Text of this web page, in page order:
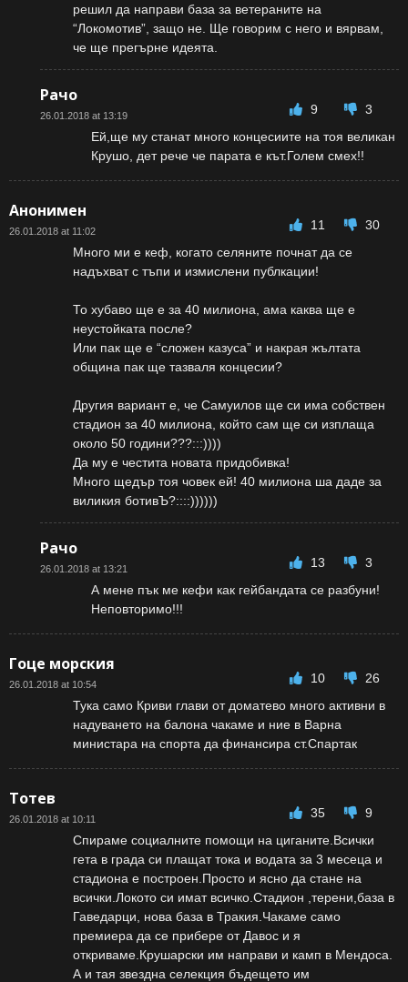
решил да направи база за ветераните на
“Локомотив”, защо не. Ще говорим с него и вярвам,
че ще прегърне идеята.
Рачо
26.01.2018 at 13:19 9
3
Ей,ще му станат много концесиите на тоя великан
Крушо, дет рече че парата е кът.Голем смех!!
Анонимен
26.01.2018 at 11:02 11
30
Много ми е кеф, когато селяните почнат да се
надъхват с тъпи и измислени публкации!
То хубаво ще е за 40 милиона, ама каква ще е
неустойката после?
Или пак ще е “сложен казуса” и накрая жълтата
община пак ще тазваля концесии?
Другия вариант е, че Самуилов ще си има собствен
стадион за 40 милиона, който сам ще си изплаща
около 50 години???:::))))
Да му е честита новата придобивка!
Много щедър тоя човек ей! 40 милиона ша даде за
виликия ботивЪ?::::))))))
Рачо
26.01.2018 at 13:21 13
3
А мене пък ме кефи как гейбандата се разбуни!
Неповторимо!!!
Гоце морския
26.01.2018 at 10:54 10
26
Тука само Криви глави от доматево много активни в
надуването на балона чакаме и ние в Варна
министара на спорта да финансира ст.Спартак
Тотев
26.01.2018 at 10:11 35
9
Спираме социалните помощи на циганите.Всички
гета в града си плащат тока и водата за 3 месеца и
стадиона е построен.Просто и ясно да стане на
всички.Локото си имат всичко.Стадион ,терени,база в
Гаведарци, нова база в Тракия.Чакаме само
премиера да се прибере от Давос и я
откриваме.Крушарски им направи и камп в Мендоса.
А и тая звездна селекция бъдещето им